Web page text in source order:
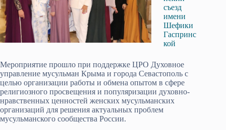
съезд
имени
Шефики
Гаспринс
кой
Мероприятие прошло при поддержке ЦРО Духовное
управление мусульман Крыма и города Севастополь с
целью организации работы и обмена опытом в сфере
религиозного просвещения и популяризации духовно-
нравственных ценностей женских мусульманских
организаций для решения актуальных проблем
мусульманского сообщества России.